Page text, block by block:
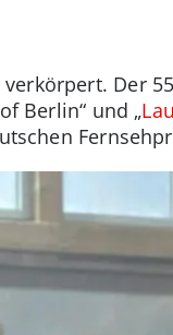
Der
Berlin“ und „